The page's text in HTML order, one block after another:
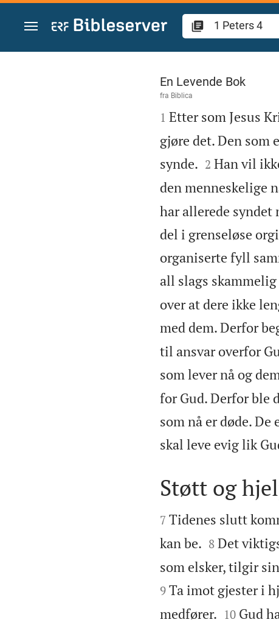
Skift til innhold
1 Peters 4
En Levende Bok
fra Biblica

1 Etter som Jesus
gjøre det. Den
synde.
2 Han vil
den menneskelige
har allerede syndet
del i grenseløse
organiserte fyll
all slags
over at dere ikke
med dem. Derfor
til ansvar overfor
som lever nå og
for Gud. Derfor ble
som nå er døde. De
skal leve evig lik

Støtt og

7 Tidenes slutt
kan be.
8 Det
som elsker, tilgir
9 Ta imot gjester i
medfører.
10 Gud